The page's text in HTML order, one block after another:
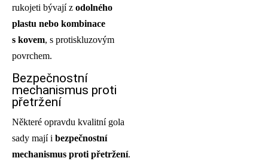
rukojeti bývají z odolného
plastu nebo kombinace
s kovem, s protiskluzovým
povrchem.
Bezpečnostní
mechanismus proti
přetržení
Některé opravdu kvalitní gola
sady mají i bezpečnostní
mechanismus proti přetržení.